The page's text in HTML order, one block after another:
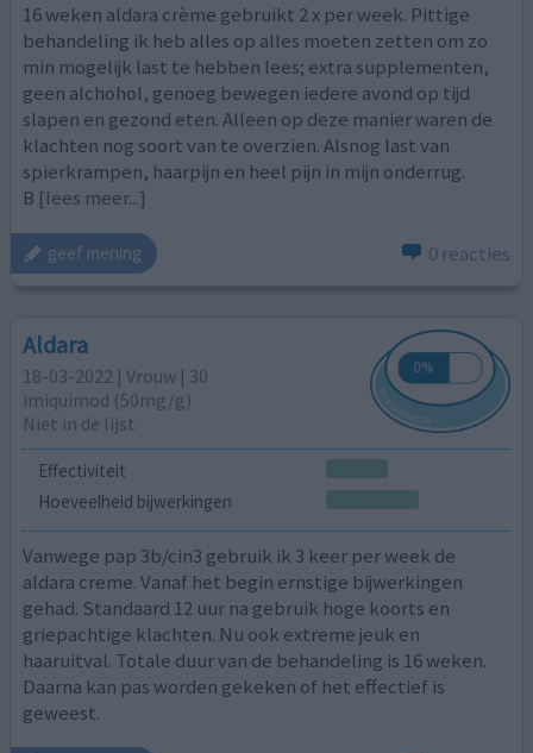
16 weken aldara crème gebruikt 2 x per week. Pittige
behandeling ik heb alles op alles moeten zetten om zo
min mogelijk last te hebben lees; extra supplementen,
geen alchohol, genoeg bewegen iedere avond op tijd
slapen en gezond eten. Alleen op deze manier waren de
klachten nog soort van te overzien. Alsnog last van
spierkrampen, haarpijn en heel pijn in mijn onderrug.
B [lees meer...]
geef mening 0 reacties
Aldara
18-03-2022 | Vrouw | 30
imiquimod (50mg/g)
Niet in de lijst
Effectiviteit
Hoeveelheid bijwerkingen
Vanwege pap 3b/cin3 gebruik ik 3 keer per week de
aldara creme. Vanaf het begin ernstige bijwerkingen
gehad. Standaard 12 uur na gebruik hoge koorts en
griepachtige klachten. Nu ook extreme jeuk en
haaruitval. Totale duur van de behandeling is 16 weken.
Daarna kan pas worden gekeken of het effectief is
geweest.